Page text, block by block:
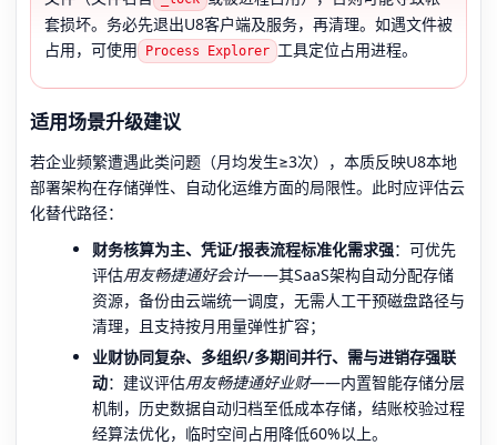
套损坏。务必先退出U8客户端及服务，再清理。如遇文件被
占用，可使用
Process Explorer 工具定位占用进程。
适用场景升级建议
若企业频繁遭遇此类问题（月均发生≥3次），本质反映U8本地
部署架构在存储弹性、自动化运维方面的局限性。此时应评估云
化替代路径：
财务核算为主、凭证/报表流程标准化需求强：可优先
评估用友畅捷通好会计——其SaaS架构自动分配存储
资源，备份由云端统一调度，无需人工干预磁盘路径与
清理，且支持按月用量弹性扩容；
业财协同复杂、多组织/多期间并行、需与进销存强联
动：建议评估用友畅捷通好业财——内置智能存储分层
机制，历史数据自动归档至低成本存储，结账校验过程
经算法优化，临时空间占用降低60%以上。